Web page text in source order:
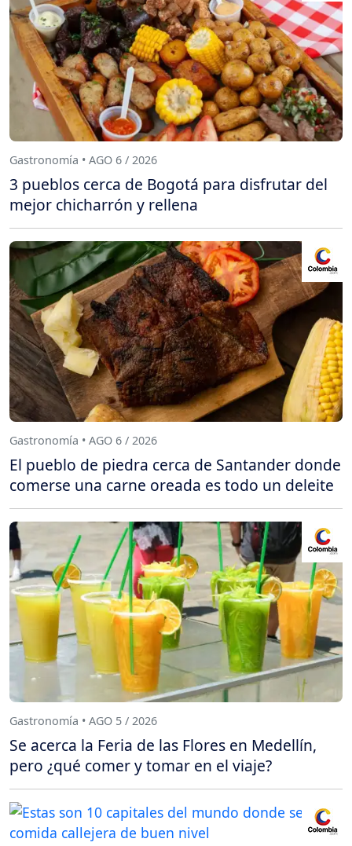
Gastronomía • AGO 6 / 2026
3 pueblos cerca de Bogotá para disfrutar del
mejor chicharrón y rellena
Gastronomía • AGO 6 / 2026
El pueblo de piedra cerca de Santander donde
comerse una carne oreada es todo un deleite
Gastronomía • AGO 5 / 2026
Se acerca la Feria de las Flores en Medellín,
pero ¿qué comer y tomar en el viaje?